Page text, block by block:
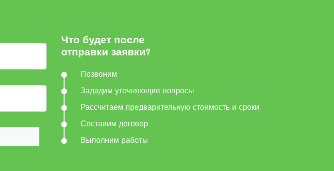
Что будет после
отправки заявки?
Позвоним
Зададим уточняющие вопросы
Рассчитаем предварительную стоимость и сроки
Составим договор
Выполним работы